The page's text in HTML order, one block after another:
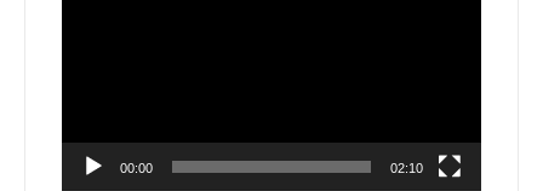
00:00 02:10